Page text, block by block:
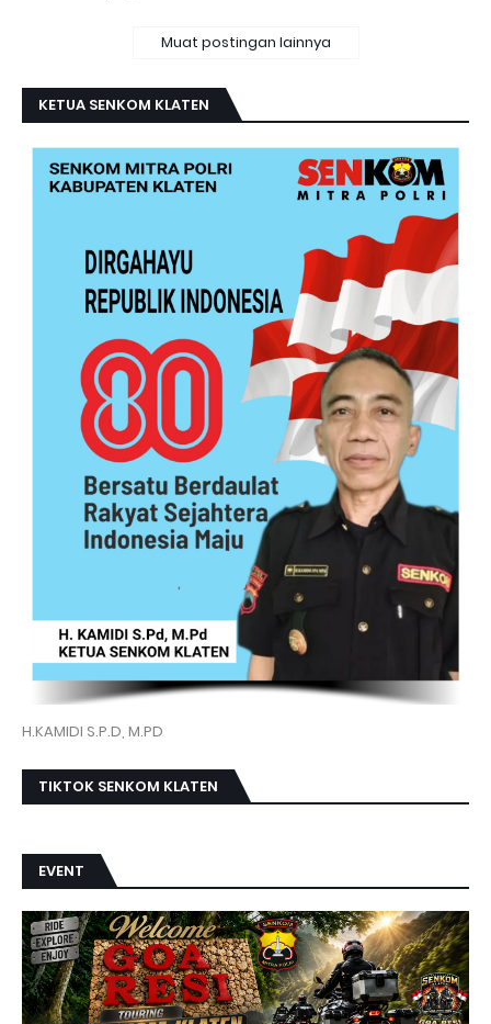
Muat postingan lainnya
KETUA SENKOM KLATEN
H.KAMIDI S.P.D, M.PD
TIKTOK SENKOM KLATEN
EVENT